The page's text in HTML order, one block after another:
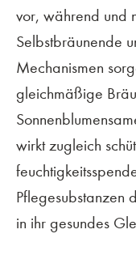
vor, während und
Selbstbräunende
Mechanismen
gleichmäßige
wirkt zugleich
Pflegesubstanzen
in ihr gesundes